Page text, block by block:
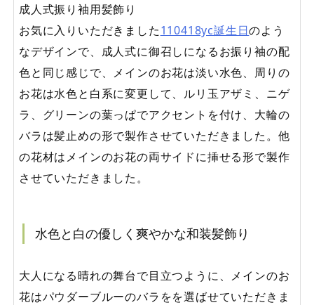
成人式振り袖用髪飾り
お気に入りいただきました110418yc誕生日のよう
なデザインで、成人式に御召しになるお振り袖の配
色と同じ感じで、メインのお花は淡い水色、周りの
お花は水色と白系に変更して、ルリ玉アザミ、ニゲ
ラ、グリーンの葉っぱでアクセントを付け、大輪の
バラは髪止めの形で製作させていただきました。他
の花材はメインのお花の両サイドに挿せる形で製作
させていただきました。
水色と白の優しく爽やかな和装髪飾り
大人になる晴れの舞台で目立つように、メインのお
花はパウダーブルーのバラをを選ばせていただきま